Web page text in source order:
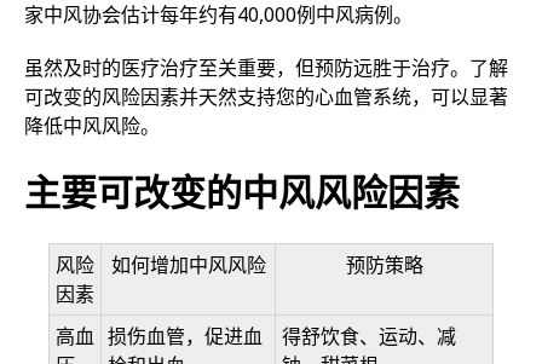
家中风协会估计每年约有40,000例中风病例。
虽然及时的医疗治疗至关重要，但预防远胜于治疗。了解
可改变的风险因素并天然支持您的心血管系统，可以显著
降低中风风险。
主要可改变的中风风险因素
风险
因素
如何增加中风风险 预防策略
高血 损伤血管，促进血
得舒饮食、运动、减